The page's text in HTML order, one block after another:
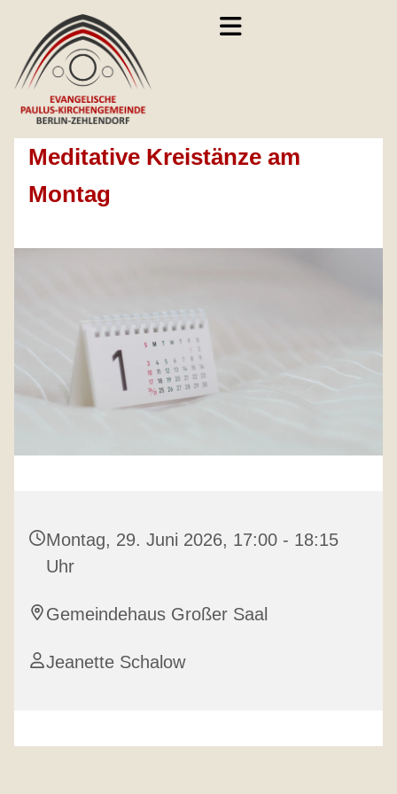
Meditative Kreistänze am
Montag
Montag, 29. Juni 2026, 17:00 - 18:15
Uhr
Gemeindehaus Großer Saal
Jeanette Schalow